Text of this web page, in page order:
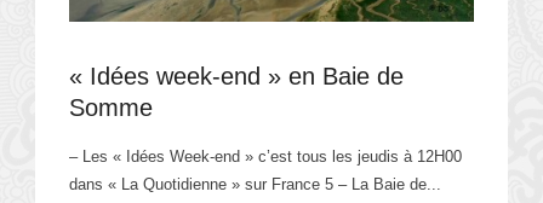
« Idées week-end » en Baie de
Somme
– Les « Idées Week-end » c’est tous les jeudis à 12H00
dans « La Quotidienne » sur France 5 – La Baie de...